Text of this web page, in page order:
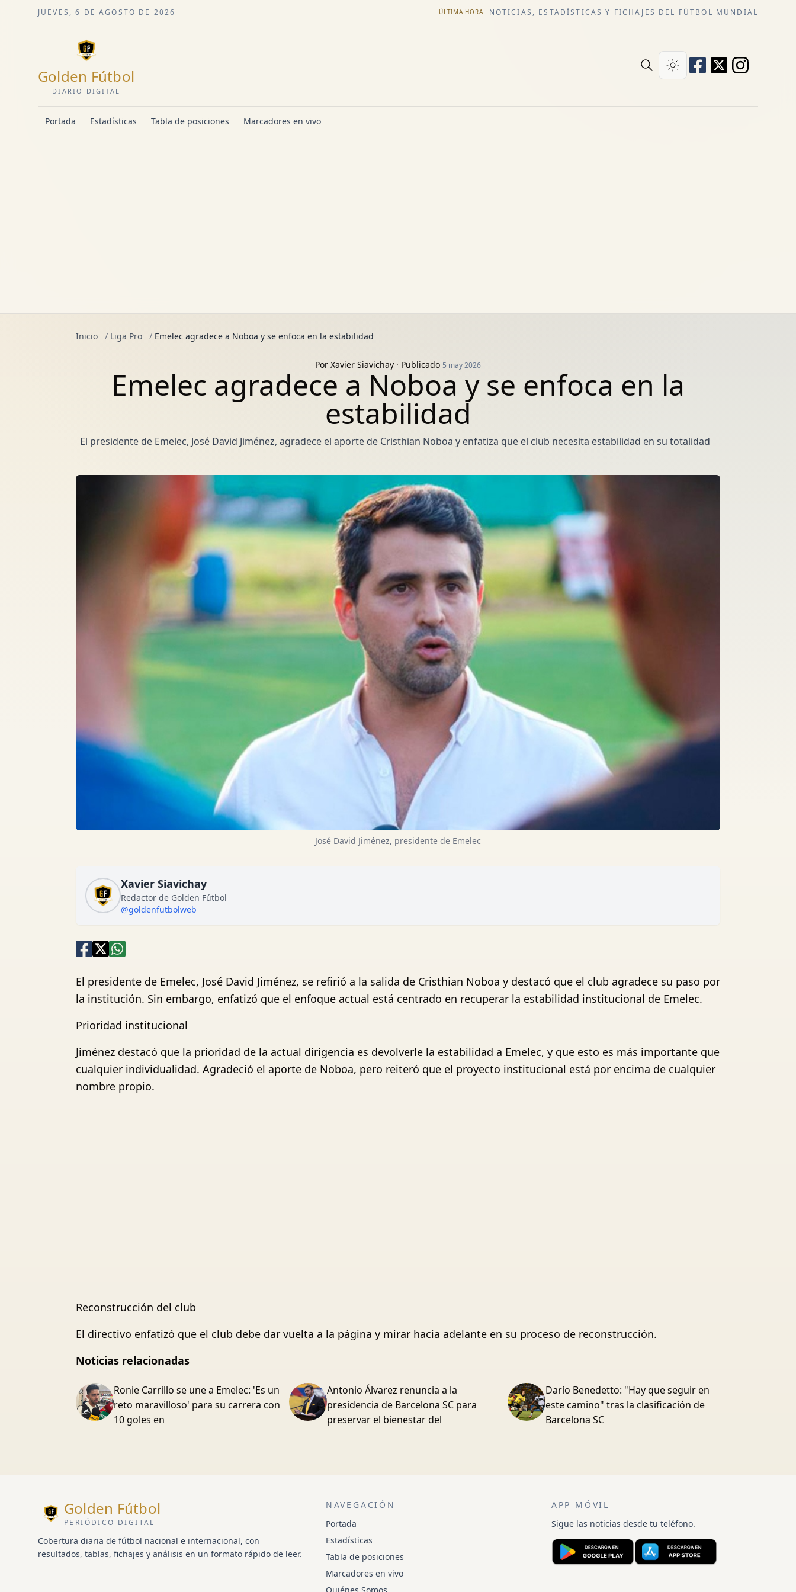
JUEVES, 6 DE AGOSTO DE 2026 ÚLTIMA HORA NOTICIAS, ESTADÍSTICAS Y FICHAJES DEL FÚTBOL MUNDIAL
Golden Fútbol
DIARIO DIGITAL
Portada Estadísticas Tabla de posiciones Marcadores en vivo
Inicio / Liga Pro / Emelec agradece a Noboa y se enfoca en la estabilidad
Por Xavier Siavichay · Publicado 5 may 2026
Emelec agradece a Noboa y se enfoca en la
estabilidad
El presidente de Emelec, José David Jiménez, agradece el aporte de Cristhian Noboa y enfatiza que el club necesita estabilidad en su totalidad
José David Jiménez, presidente de Emelec
Xavier Siavichay
Redactor de Golden Fútbol
@goldenfutbolweb
El presidente de Emelec, José David Jiménez, se refirió a la salida de Cristhian Noboa y destacó que el club agradece su paso por
la institución. Sin embargo, enfatizó que el enfoque actual está centrado en recuperar la estabilidad institucional de Emelec.
Prioridad institucional
Jiménez destacó que la prioridad de la actual dirigencia es devolverle la estabilidad a Emelec, y que esto es más importante que
cualquier individualidad. Agradeció el aporte de Noboa, pero reiteró que el proyecto institucional está por encima de cualquier
nombre propio.
Reconstrucción del club
El directivo enfatizó que el club debe dar vuelta a la página y mirar hacia adelante en su proceso de reconstrucción.
Noticias relacionadas
Ronie Carrillo se une a Emelec: 'Es un
reto maravilloso' para su carrera con
10 goles en
Antonio Álvarez renuncia a la
presidencia de Barcelona SC para
preservar el bienestar del
Darío Benedetto: "Hay que seguir en
este camino" tras la clasificación de
Barcelona SC
Golden Fútbol
PERIÓDICO DIGITAL
Cobertura diaria de fútbol nacional e internacional, con
resultados, tablas, fichajes y análisis en un formato rápido de leer.
NAVEGACIÓN
Portada
Estadísticas
Tabla de posiciones
Marcadores en vivo
APP MÓVIL
Sigue las noticias desde tu teléfono.